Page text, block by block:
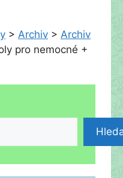
> Archiv > Archiv
pro nemocné +